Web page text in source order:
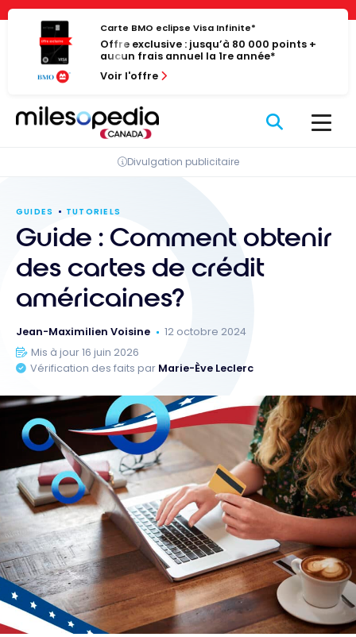
Panneau de gestion des cookies
Passer
contenu
Carte BMO eclipse Visa Infinite*
Offre exclusive : jusqu’à 80 000 points +
aucun frais annuel la 1re année*
Voir l'offre
Divulgation publicitaire
GUIDES TUTORIELS
Guide : Comment obtenir
des cartes de crédit
américaines?
Jean-Maximilien Voisine
12 octobre 2024
Mis à jour 16 juin 2026
Vérification des faits par Marie-Ève Leclerc